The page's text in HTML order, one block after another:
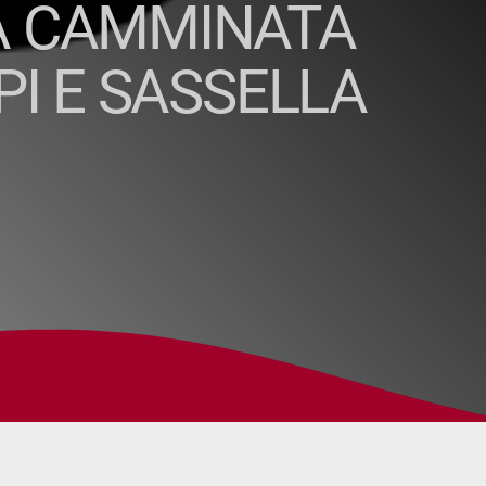
CAMMINATA
E SASSELLA